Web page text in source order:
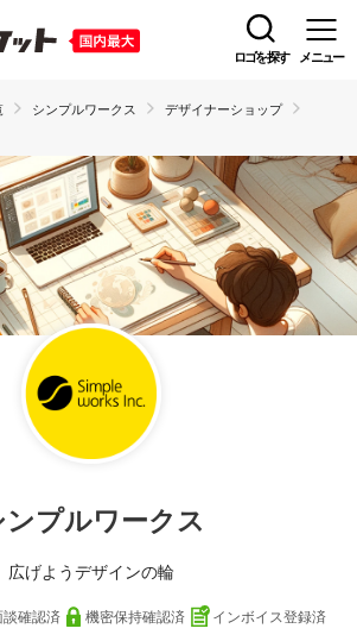
ロゴを探す メニュー
シンプルワークス
デザイナーショップ
ンプルワークス
広げようデザインの輪
談確認済 機密保持確認済 インボイス登録済